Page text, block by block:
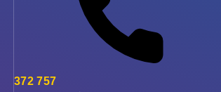
372 757